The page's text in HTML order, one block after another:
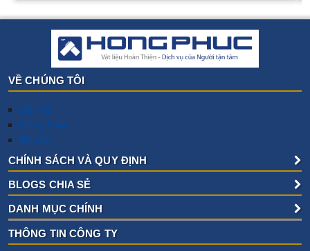
VỀ CHÚNG TÔI
Liên hệ
Hồng Phúc
Tin tức
CHÍNH SÁCH VÀ QUY ĐỊNH
BLOGS CHIA SẺ
DANH MỤC CHÍNH
THÔNG TIN CÔNG TY